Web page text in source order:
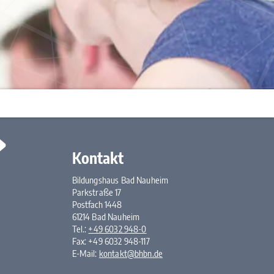
Kontakt
Bildungshaus Bad Nauheim
Parkstraße 17
Postfach 1448
61214 Bad Nauheim
Tel.: +49 6032 948-0
Fax: +49 6032 948-117
E-Mail: kontakt@bhbn.de